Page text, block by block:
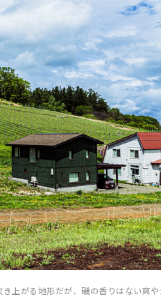
上がる地形だが、磯の香りはない爽や